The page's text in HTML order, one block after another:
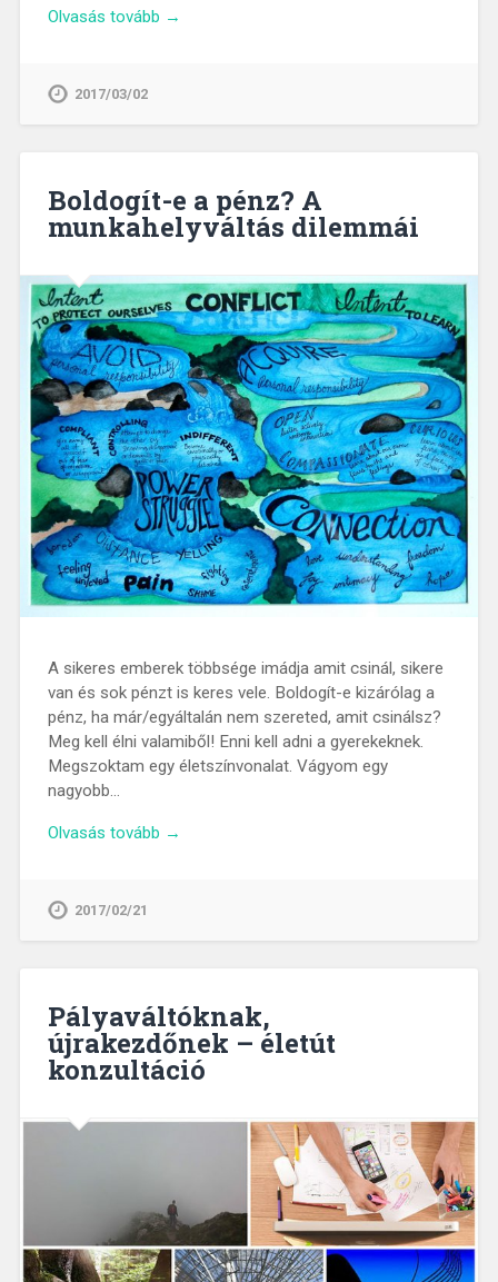
Olvasás tovább →
2017/03/02
Boldogít-e a pénz? A
munkahelyváltás dilemmái
A sikeres emberek többsége imádja amit csinál, sikere
van és sok pénzt is keres vele. Boldogít-e kizárólag a
pénz, ha már/egyáltalán nem szereted, amit csinálsz?
Meg kell élni valamiből! Enni kell adni a gyerekeknek.
Megszoktam egy életszínvonalat. Vágyom egy
nagyobb…
Olvasás tovább →
2017/02/21
Pályaváltóknak,
újrakezdőnek – életút
konzultáció